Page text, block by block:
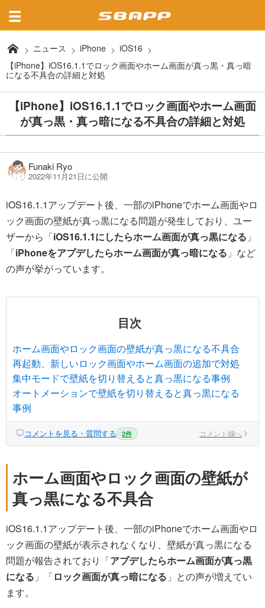
ニュース iPhone
iOS16
【iPhone】iOS16.1.1でロック画面やホーム画面が真っ黒・真っ暗
になる不具合の詳細と対処
【iPhone】iOS16.1.1でロック画面やホーム画面
が真っ黒・真っ暗になる不具合の詳細と対処
Funaki Ryo
2022年11月21日に公開
iOS16.1.1アップデート後、一部のiPhoneでホーム画面やロ
ック画面の壁紙が真っ黒になる問題が発生しており、ユー
ザーから「iOS16.1.1にしたらホーム画面が真っ黒になる 」
「iPhoneをアプデしたらホーム画面が真っ暗になる 」など
の声が挙がっています。
目次
ホーム画面やロック画面の壁紙が真っ黒になる不具合
再起動、新しいロック画面やホーム画面の追加で対処
集中モードで壁紙を切り替えると真っ黒になる事例
オートメーションで壁紙を切り替えると真っ黒になる
事例
コメントを見る・質問する 2件 コメント欄へ
ホーム画面やロック画面の壁紙が
真っ黒になる不具合
iOS16.1.1アップデート後、一部のiPhoneでホーム画面やロ
ック画面の壁紙が表示されなくなり、壁紙が真っ黒になる
問題が報告されており「アプデしたらホーム画面が真っ黒
になる 」「ロック画面が真っ暗になる 」との声が増えてい
ます。